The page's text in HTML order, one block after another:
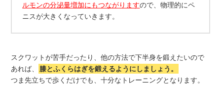
ルモンの分泌量増加にもつながりますので、物理的にペ
ニスが大きくなっていきます。
スクワットが苦手だったり、他の方法で下半身を鍛えたいので
あれば、
膝とふくらはぎを鍛えるようにしましょう。
つま先立ちで歩くだけでも、十分なトレーニングとなります。